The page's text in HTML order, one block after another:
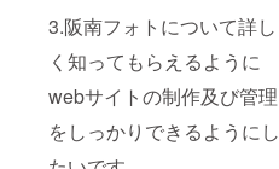
3.阪南フォトについて詳し
く知ってもらえるように
webサイトの制作及び管理
をしっかりできるようにし